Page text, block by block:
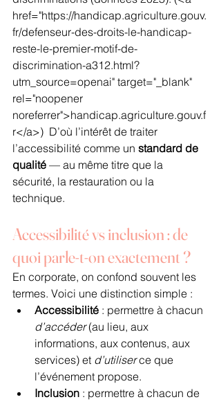
href="https://handicap.agriculture.gouv.
fr/defenseur-des-droits-le-handicap-
reste-le-premier-motif-de-
discrimination-a312.html?
utm_source=openai" target="_blank"
rel="noopener
noreferrer">handicap.agriculture.gouv.f
r</a>) D’où l’intérêt de traiter
l’accessibilité comme un standard de
qualité — au même titre que la
sécurité, la restauration ou la
technique.
Accessibilité vs inclusion : de
quoi parle-t-on exactement ?
En corporate, on confond souvent les
termes. Voici une distinction simple :
Accessibilité : permettre à chacun
d’accéder (au lieu, aux
informations, aux contenus, aux
services) et d’utiliser ce que
l’événement propose.
Inclusion : permettre à chacun de